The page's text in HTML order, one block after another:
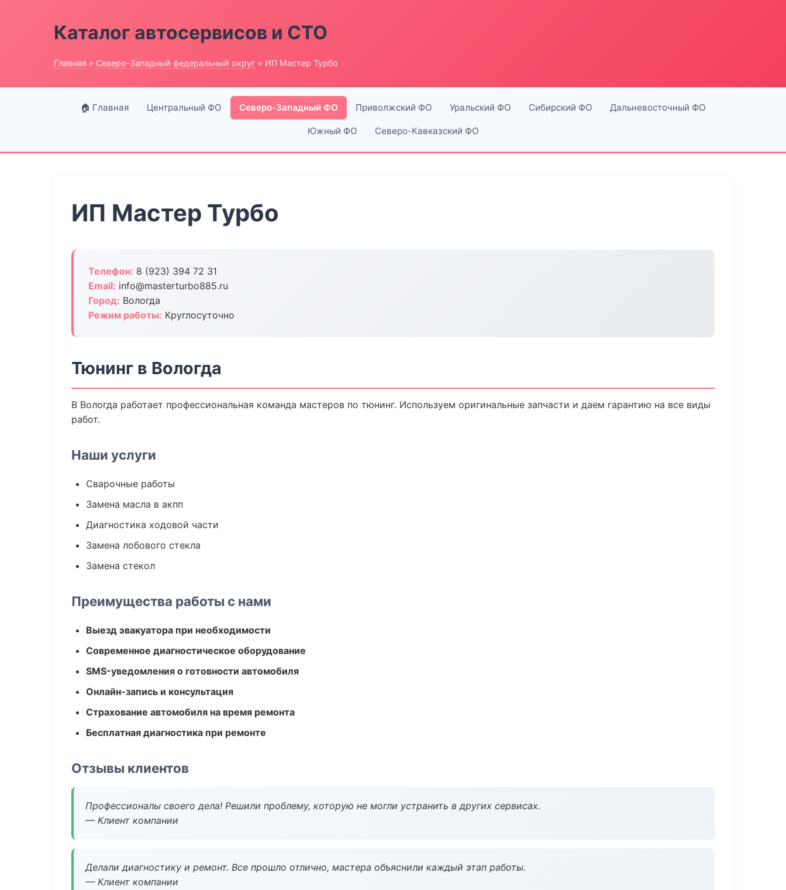
Каталог автосервисов и СТО
Главная » Северо-Западный федеральный округ » ИП Мастер Турбо
🏠 Главная Центральный ФО Северо-Западный ФО Приволжский ФО Уральский ФО Сибирский ФО Дальневосточный ФО
Южный ФО Северо-Кавказский ФО
ИП Мастер Турбо
Телефон: 8 (923) 394 72 31
Email: info@masterturbo885.ru
Город: Вологда
Режим работы: Круглосуточно
Тюнинг в Вологда
В Вологда работает профессиональная команда мастеров по тюнинг. Используем оригинальные запчасти и даем гарантию на все виды
работ.
Наши услуги
Сварочные работы
Замена масла в акпп
Диагностика ходовой части
Замена лобового стекла
Замена стекол
Преимущества работы с нами
Выезд эвакуатора при необходимости
Современное диагностическое оборудование
SMS-уведомления о готовности автомобиля
Онлайн-запись и консультация
Страхование автомобиля на время ремонта
Бесплатная диагностика при ремонте
Отзывы клиентов
Профессионалы своего дела! Решили проблему, которую не могли устранить в других сервисах.
— Клиент компании
Делали диагностику и ремонт. Все прошло отлично, мастера объяснили каждый этап работы.
— Клиент компании